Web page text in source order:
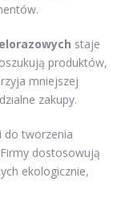
staje
produktów,
mniejszej
zakupy.
do tworzenia
dostosowują
ekologicznie,